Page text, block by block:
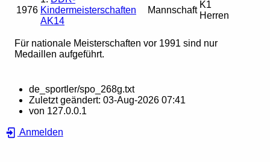
1976 Kindermeisterschaften
AK14
Mannschaft
K1
Herren
Für nationale Meisterschaften vor 1991 sind nur
Medaillen aufgeführt.
de_sportler/spo_268g.txt
Zuletzt geändert: 03-Aug-2026 07:41
von 127.0.0.1
Anmelden